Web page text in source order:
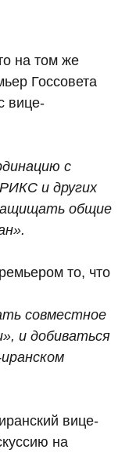
на том же
Госсовета
вице-
с
и других
общие
то, что
совместное
и добиваться
вице-
на